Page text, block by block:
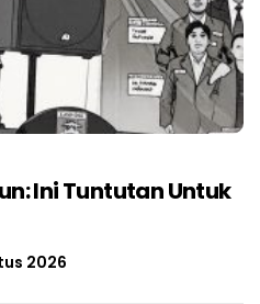
Ini Tuntutan Untuk
2026